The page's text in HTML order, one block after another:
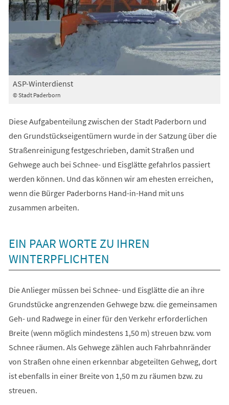
© Stadt Paderborn
ASP-Winterdienst
Diese Aufgabenteilung zwischen der Stadt Paderborn und
den Grundstückseigentümern wurde in der Satzung über die
Straßenreinigung festgeschrieben, damit Straßen und
Gehwege auch bei Schnee- und Eisglätte gefahrlos passiert
werden können. Und das können wir am ehesten erreichen,
wenn die Bürger Paderborns Hand-in-Hand mit uns
zusammen arbeiten.
EIN PAAR WORTE ZU IHREN
WINTERPFLICHTEN
Die Anlieger müssen bei Schnee- und Eisglätte die an ihre
Grundstücke angrenzenden Gehwege bzw. die gemeinsamen
Geh- und Radwege in einer für den Verkehr erforderlichen
Breite (wenn möglich mindestens 1,50 m) streuen bzw. vom
Schnee räumen. Als Gehwege zählen auch Fahrbahnränder
von Straßen ohne einen erkennbar abgeteilten Gehweg, dort
ist ebenfalls in einer Breite von 1,50 m zu räumen bzw. zu
streuen.